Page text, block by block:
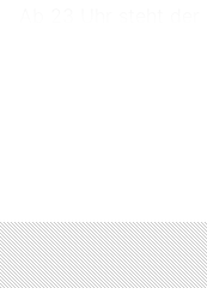
unserer
Im
Der rote
Samstag ein,